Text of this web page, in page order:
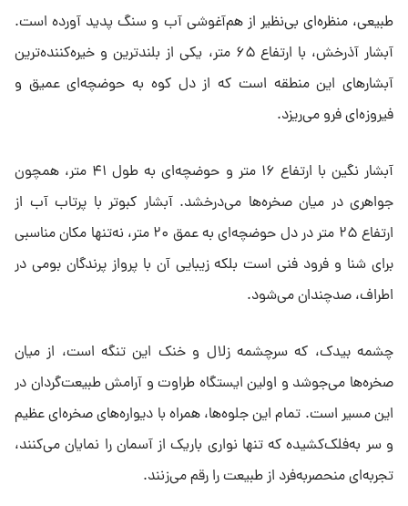
۳. روستای رغز؛ مادر عروس تنگه‌های ایران
در فصل تابستان، تنگه رغز در روستای رغز استان فارس، به یکی از
تماشایی‌ترین جلوه‌های طبیعت ایران تبدیل می‌شود؛ جایی که نسیم
این تنگه شگفت‌انگیز با ۶۴ آبشار و بیش از ۱۰۰ حوضچه زلال
طبیعی، منظره‌ای بی‌نظیر از هم‌آغوشی آب و سنگ پدید آورده است.
آبشار آذرخش، با ارتفاع ۶۵ متر، یکی از بلندترین و خیره‌کننده‌ترین
آبشارهای این منطقه است که از دل کوه به حوضچه‌ای عمیق و
آبشار نگین با ارتفاع ۱۶ متر و حوضچه‌ای به طول ۴۱ متر، همچون
جواهری در میان صخره‌ها می‌درخشد. آبشار کبوتر با پرتاب آب از